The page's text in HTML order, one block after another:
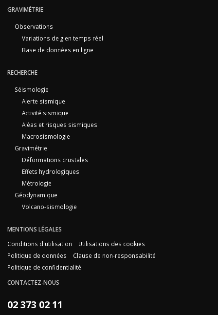
GRAVIMÉTRIE
Observations
Variations de g en temps réel
Base de données en ligne
RECHERCHE
Séismologie
Alerte sismique
Activité sismique
Aléas et risques sismiques
Macrosismologie
Gravimétrie
Déformations crustales
Effets hydrologiques
Métrologie
Géodynamique
Volcano-sismologie
MENTIONS LÉGALES
Conditions d'utilisation
Utilisations des cookies
Politique de données
Clause de non-responsabilité
Politique de confidentialité
CONTACTEZ-NOUS
02 373 02 11